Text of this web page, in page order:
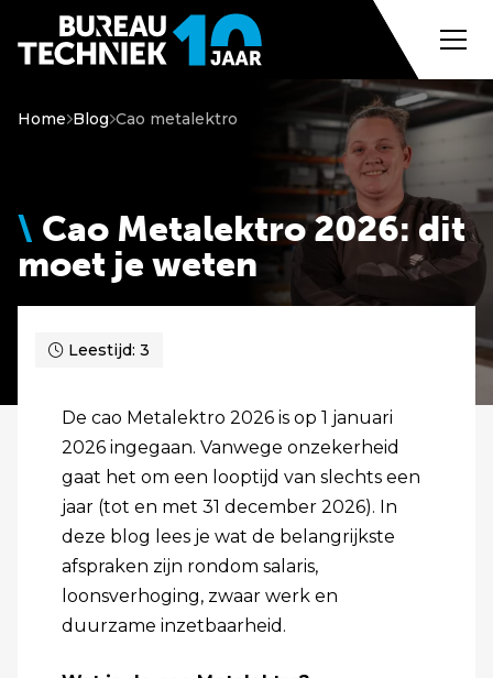
Home Blog Cao metalektro
Cao Metalektro 2026: dit
moet je weten
Leestijd: 3
De cao Metalektro 2026 is op 1 januari
2026 ingegaan. Vanwege onzekerheid
gaat het om een looptijd van slechts een
jaar (tot en met 31 december 2026). In
deze blog lees je wat de belangrijkste
afspraken zijn rondom salaris,
loonsverhoging, zwaar werk en
duurzame inzetbaarheid.